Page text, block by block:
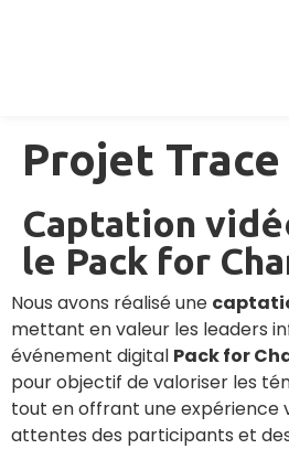
Projet Trace
Captation
le Pack for
Nous avons réalisé une
mettant en valeur les leaders
événement digital Pack for
pour objectif de valoriser les
tout en offrant une expérience
attentes des participants et